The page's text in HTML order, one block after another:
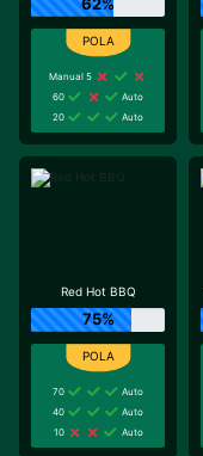
62%
Manual 5
60
Auto
20
Auto
Red Hot BBQ
75%
70
Auto
40
Auto
10
Auto